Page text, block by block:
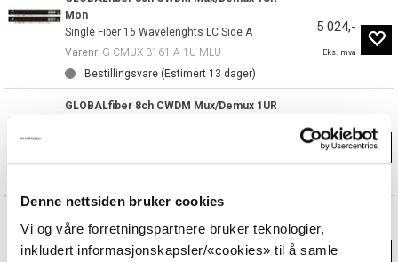
Denne nettsiden bruker cookies
Vi og våre forretningspartnere bruker teknologier,
inkludert informasjonskapsler/«cookies» til å samle
Mon
Single Fiber 16 Wavelenghts LC Side A
Varenr G-CMUX-3161-A-1U-MLU
Bestillingsvare (Estimert 13 dager)
5 024,-
Eks. mva
GLOBALfiber 8ch CWDM Mux/Demux 1UR
5 024,-
Mon
Single Fiber16 Wavelenghts LC Side A